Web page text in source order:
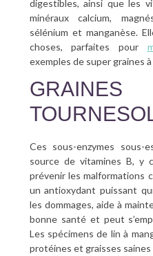
digestibles, ainsi que les
minéraux calcium,
sélénium et manganèse.
choses, parfaites pour
exemples de super graines
Ces sous-enzymes
source de vitamines B, y
prévenir les malformations
un antioxydant puissant
les dommages, aide à
bonne santé et peut
Les spécimens de lin à
protéines et graisses